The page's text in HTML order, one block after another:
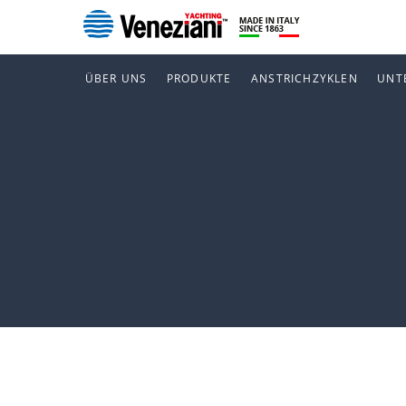
ÜBER UNS PRODUKTE ANSTRICHZYKLEN